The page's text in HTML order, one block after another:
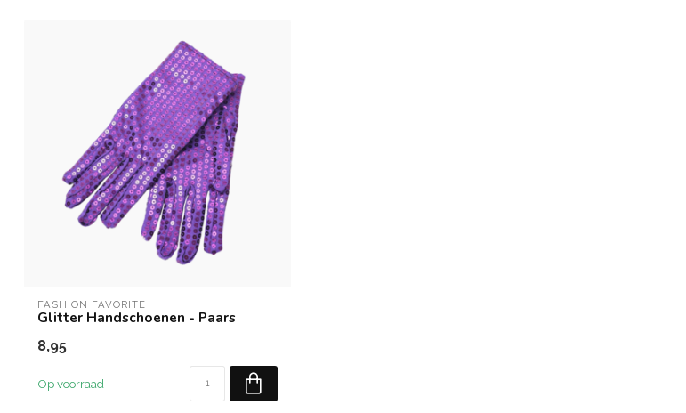
FASHION FAVORITE
Glitter Handschoenen - Paars
8,95
Op voorraad